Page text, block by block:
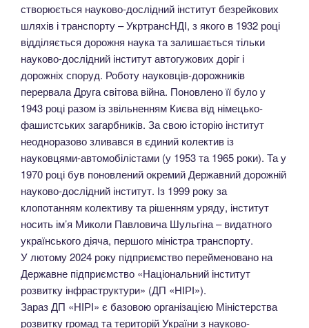
створюється науково-дослідний інститут безрейкових
шляхів і транспорту – УкртрансНДІ, з якого в 1932 році
відділяється дорожня наука та залишається тільки
науково-дослідний інститут автогужових доріг і
дорожніх споруд. Роботу науковців-дорожників
перервала Друга світова війна. Поновлено її було у
1943 році разом із звільненням Києва від німецько-
фашистських загарбників. За свою історію інститут
неодноразово зливався в єдиний колектив із
науковцями-автомобілістами (у 1953 та 1965 роки). Та у
1970 році був поновлений окремий Державний дорожній
науково-дослідний інститут. Із 1999 року за
клопотанням колективу та рішенням уряду, інститут
носить ім’я Миколи Павловича Шульгіна – видатного
українського діяча, першого міністра транспорту.
У лютому 2024 року підприємство перейменовано на
Державне підприємство «Національний інститут
розвитку інфраструктури» (ДП «НІРІ»).
Зараз ДП «НІРІ» є базовою організацією Міністерства
розвитку громад та територій України з науково-